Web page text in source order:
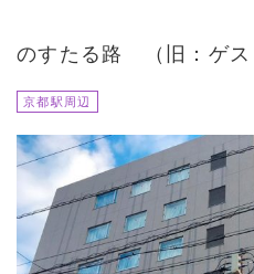
のすたる路 （旧：ゲ
京都駅周辺